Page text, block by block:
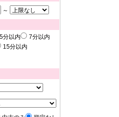
～
5分以内
7分以内
15分以内